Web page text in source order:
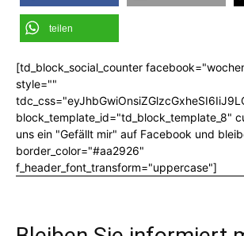
teilen
[td_block_social_counter
style=""
block_template_id="td_block_template_8"
uns ein "Gefällt mir" auf Facebook und
border_color="#aa2926"
f_header_font_transform="uppercase"]